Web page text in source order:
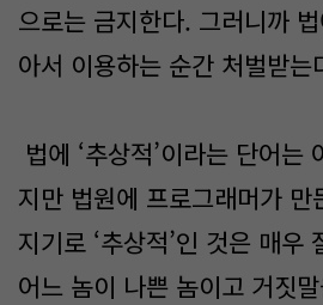
으로는 금지한다. 그러니까
아서 이용하는 순간 처벌받는
법에 ‘추상적’이라는 단어는
지만 법원에 프로그래머가
지기로 ‘추상적’인 것은 매우
어느 놈이 나쁜 놈이고 거짓